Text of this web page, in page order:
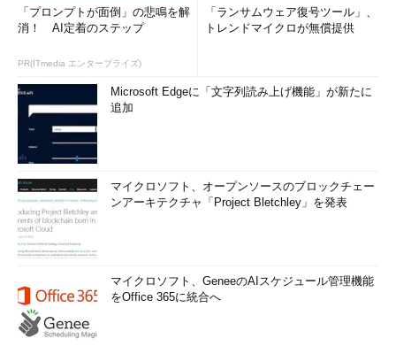
「プロンプトが面倒」の悲鳴を解
消！ AI定着のステップ
PR(ITmedia エンタープライズ)
「ランサムウェア復号ツール」、
トレンドマイクロが無償提供
Microsoft Edgeに「文字列読み上げ機能」が新たに
追加
マイクロソフト、オープンソースのブロックチェー
ンアーキテクチャ「Project Bletchley」を発表
マイクロソフト、GeneeのAIスケジュール管理機能
をOffice 365に統合へ